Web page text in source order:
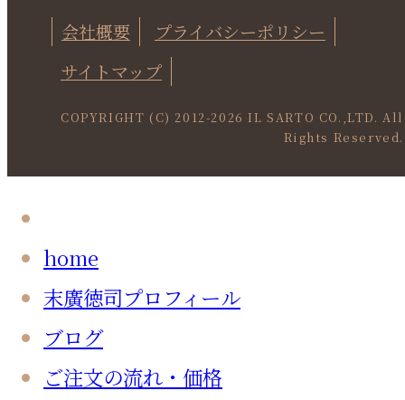
会社概要
プライバシーポリシー
サイトマップ
COPYRIGHT (C) 2012-2026 IL SARTO CO.,LTD. All
Rights Reserved.
home
末廣徳司プロフィール
ブログ
ご注文の流れ・価格